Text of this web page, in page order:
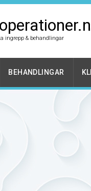
ingrepp & behandlingar
BEHANDLINGAR